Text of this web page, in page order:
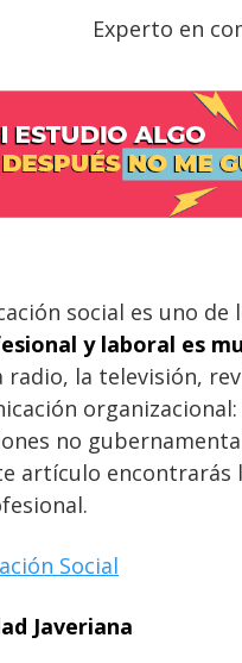
Experto en
social es uno
y laboral es
la televisión,
no
artículo
Social
Javeriana